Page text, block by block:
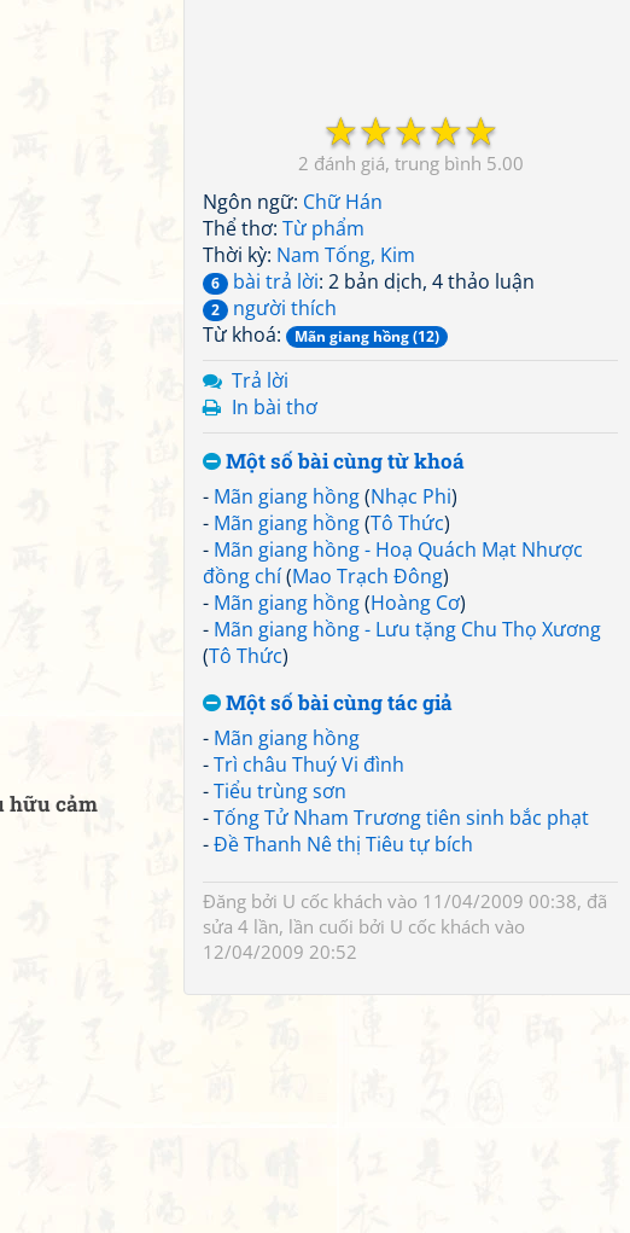
☆
☆
☆
☆
☆
2 5.00
Ngôn ngữ: Chữ Hán
Thể thơ: Từ phẩm
Thời kỳ: Nam Tống, Kim
6 bài trả lời: 2 bản dịch, 4 thảo luận
2
người thích
Từ khoá:
Mãn giang hồng (12)
Trả lời
In bài thơ
Một số bài cùng từ khoá
- Mãn giang hồng(Nhạc Phi)
- Mãn giang hồng(Tô Thức)
- Mãn giang hồng - Hoạ Quách Mạt Nhược
đồng chí(Mao Trạch Đông)
- Mãn giang hồng(Hoàng Cơ)
- Mãn giang hồng - Lưu tặng Chu Thọ Xương
(Tô Thức)
Một số bài cùng tác giả
- Mãn giang hồng
-Trì châu Thuý Vi đình
-Tiểu trùng sơn
-Tống Tử Nham Trương tiên sinh bắc phạt
-Đề Thanh Nê thị Tiêu tự bích
Đăng bởi U cốc khách vào 11/04/2009 00:38, đã
sửa 4 lần, lần cuối bởi U cốc khách vào
12/04/2009 20:52
hữu cảm